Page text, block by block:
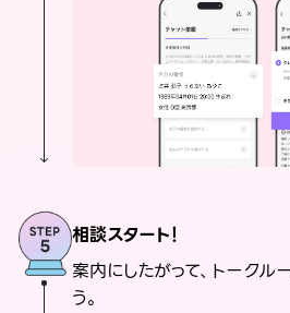
相談スタート！
案内にしたがって、トークル
う。